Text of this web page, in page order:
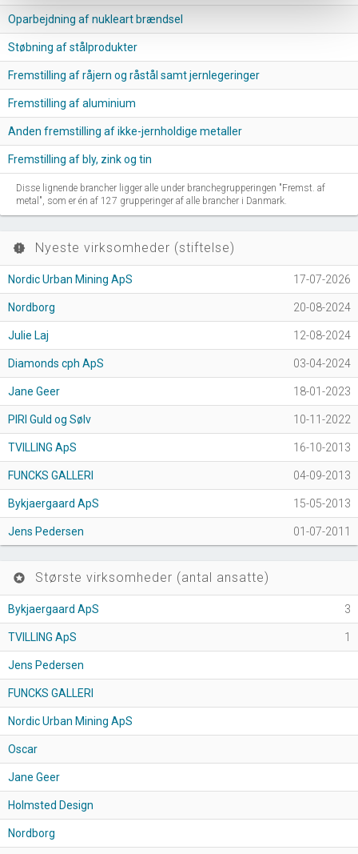
Oparbejdning af nukleart brændsel
Støbning af stålprodukter
Fremstilling af råjern og råstål samt jernlegeringer
Fremstilling af aluminium
Anden fremstilling af ikke-jernholdige metaller
Fremstilling af bly, zink og tin
Disse lignende brancher ligger alle under branchegrupperingen "Fremst. af
metal", som er én af 127 grupperinger af alle brancher i Danmark.
new_releases Nyeste virksomheder (stiftelse)
Nordic Urban Mining ApS 17-07-2026
Nordborg 20-08-2024
Julie Laj 12-08-2024
Diamonds cph ApS 03-04-2024
Jane Geer 18-01-2023
PIRI Guld og Sølv 10-11-2022
TVILLING ApS 16-10-2013
FUNCKS GALLERI 04-09-2013
Bykjaergaard ApS 15-05-2013
Jens Pedersen 01-07-2011
stars Største virksomheder (antal ansatte)
Bykjaergaard ApS 3
TVILLING ApS 1
Jens Pedersen
FUNCKS GALLERI
Nordic Urban Mining ApS
Oscar
Jane Geer
Holmsted Design
Nordborg